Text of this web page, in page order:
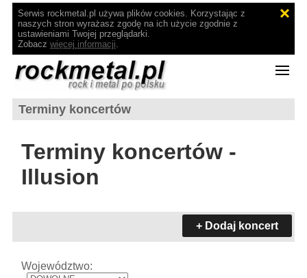
Serwis rockmetal.pl używa plików cookies. Korzystając z
naszych stron wyrażasz zgodę na ich użycie zgodnie z
ustawieniami Twojej przeglądarki.
Zobacz więcej informacji.
Terminy koncertów
Terminy koncertów -
Illusion
+ Dodaj koncert
Województwo: